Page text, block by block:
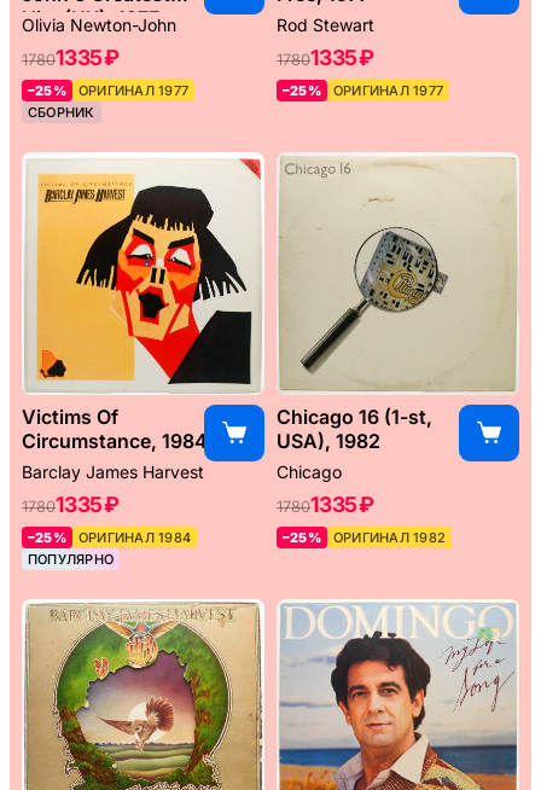
Hits (UK), 1977
Olivia Newton-John
17801335 ₽
–25%
ОРИГИНАЛ 1977
СБОРНИК
Rod Stewart
17801335 ₽
–25% ОРИГИНАЛ 1977
Victims Of
Circumstance, 1984
Barclay James Harvest
17801335 ₽
–25%
ОРИГИНАЛ 1984
ПОПУЛЯРНО
Chicago 16 (1-st,
USA), 1982
Chicago
17801335 ₽
–25% ОРИГИНАЛ 1982